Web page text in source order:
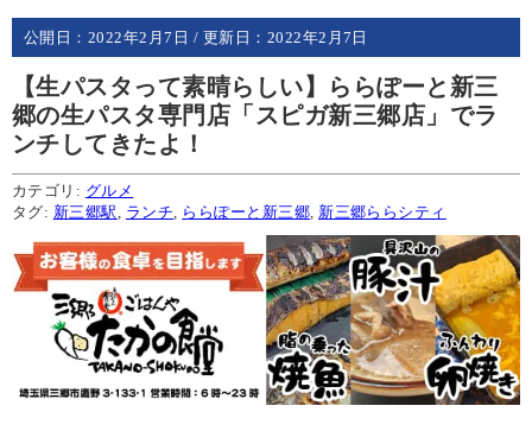
公開日： 2022年2月7日 / 更新日： 2022年2月7日
【生パスタって素晴らしい】ららぽーと新三
郷の生パスタ専門店「スピガ新三郷店」でラ
ンチしてきたよ！
カテゴリ: グルメ
タグ: 新三郷駅, ランチ, ららぽーと新三郷, 新三郷ららシティ